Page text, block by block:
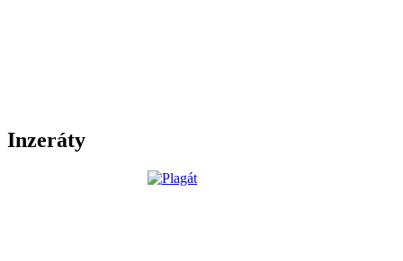
Inzeráty